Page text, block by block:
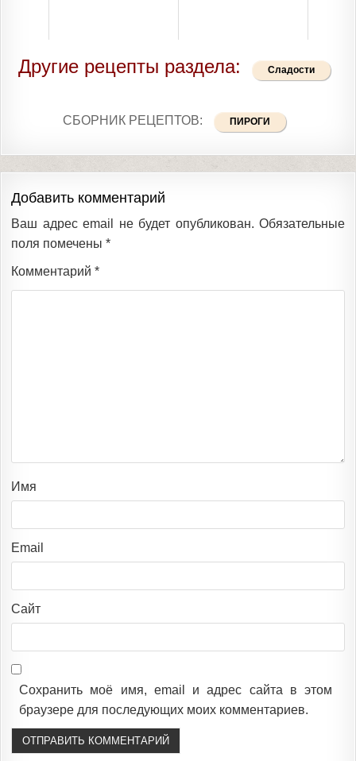
Другие рецепты раздела: Сладости
СБОРНИК РЕЦЕПТОВ: ПИРОГИ
Добавить комментарий
Ваш адрес email не будет опубликован. Обязательные
поля помечены *
Комментарий *
Имя
Email
Сайт
Сохранить моё имя, email и адрес сайта в этом
браузере для последующих моих комментариев.